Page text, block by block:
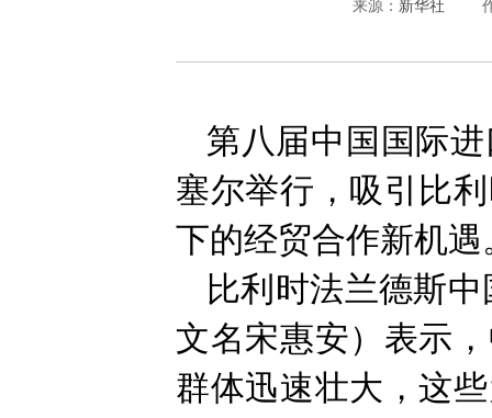
来源： 新华社
第八届中国国际
塞尔举行，吸引比
下的经贸合作新机遇
比利时法兰德斯
文名宋惠安）表示
群体迅速壮大，这